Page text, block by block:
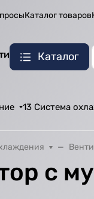
Каталог товаров
Каталог
13 Система
с